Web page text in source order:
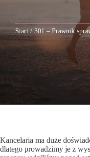
Start/ 301 – Prawnik
Kancelaria ma duże
dlatego prowadzimy je z